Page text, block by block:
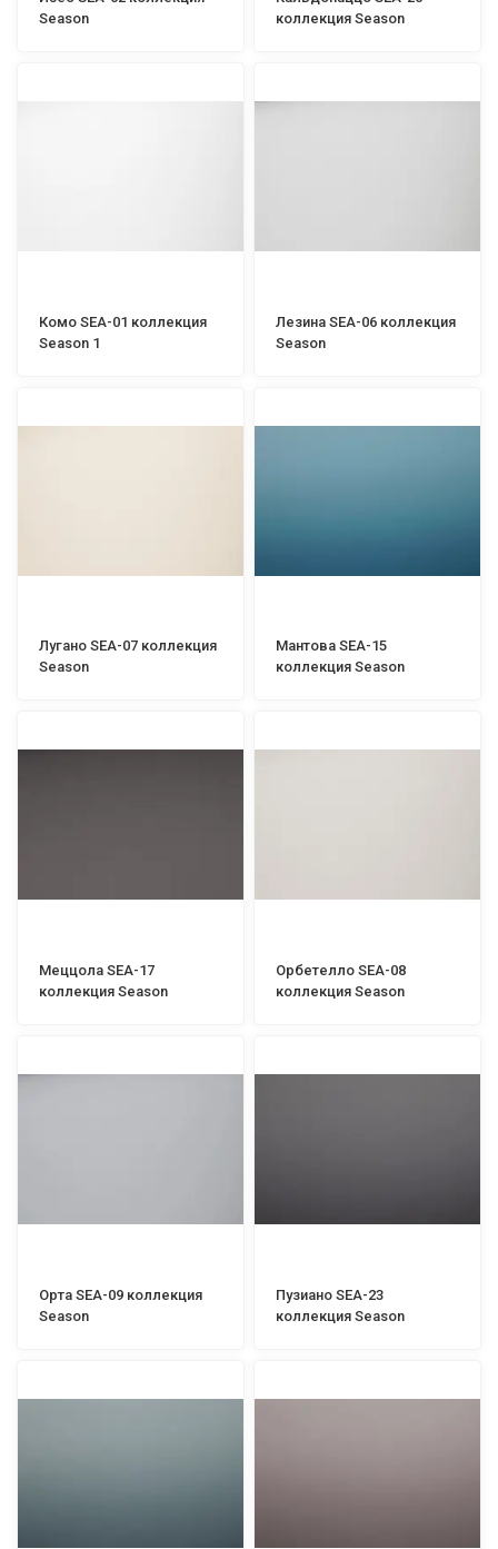
Season
коллекция Season
Комо SEA-01 коллекция
Season 1
Лезина SEA-06 коллекция
Season
Лугано SEA-07 коллекция
Season
Мантова SEA-15
коллекция Season
Меццола SEA-17
коллекция Season
Орбетелло SEA-08
коллекция Season
Орта SEA-09 коллекция
Season
Пузиано SEA-23
коллекция Season